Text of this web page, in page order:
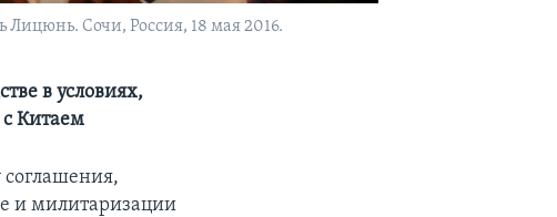
Сочи, Россия, 18 мая 2016.
в условиях,
Китаем
и милитаризации